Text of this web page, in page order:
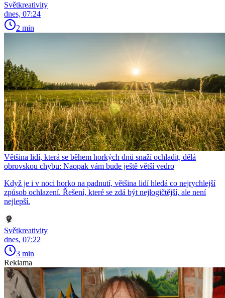
Světkreativity
dnes, 07:24
2 min
Většina lidí, která se během horkých dnů snaží ochladit, dělá
obrovskou chybu: Naopak vám bude ještě větší vedro
Když je i v noci horko na padnutí, většina lidí hledá co nejrychlejší
způsob ochlazení. Řešení, které se zdá být nejlogičtější, ale není
nejlepší.
Světkreativity
dnes, 07:22
3 min
Reklama